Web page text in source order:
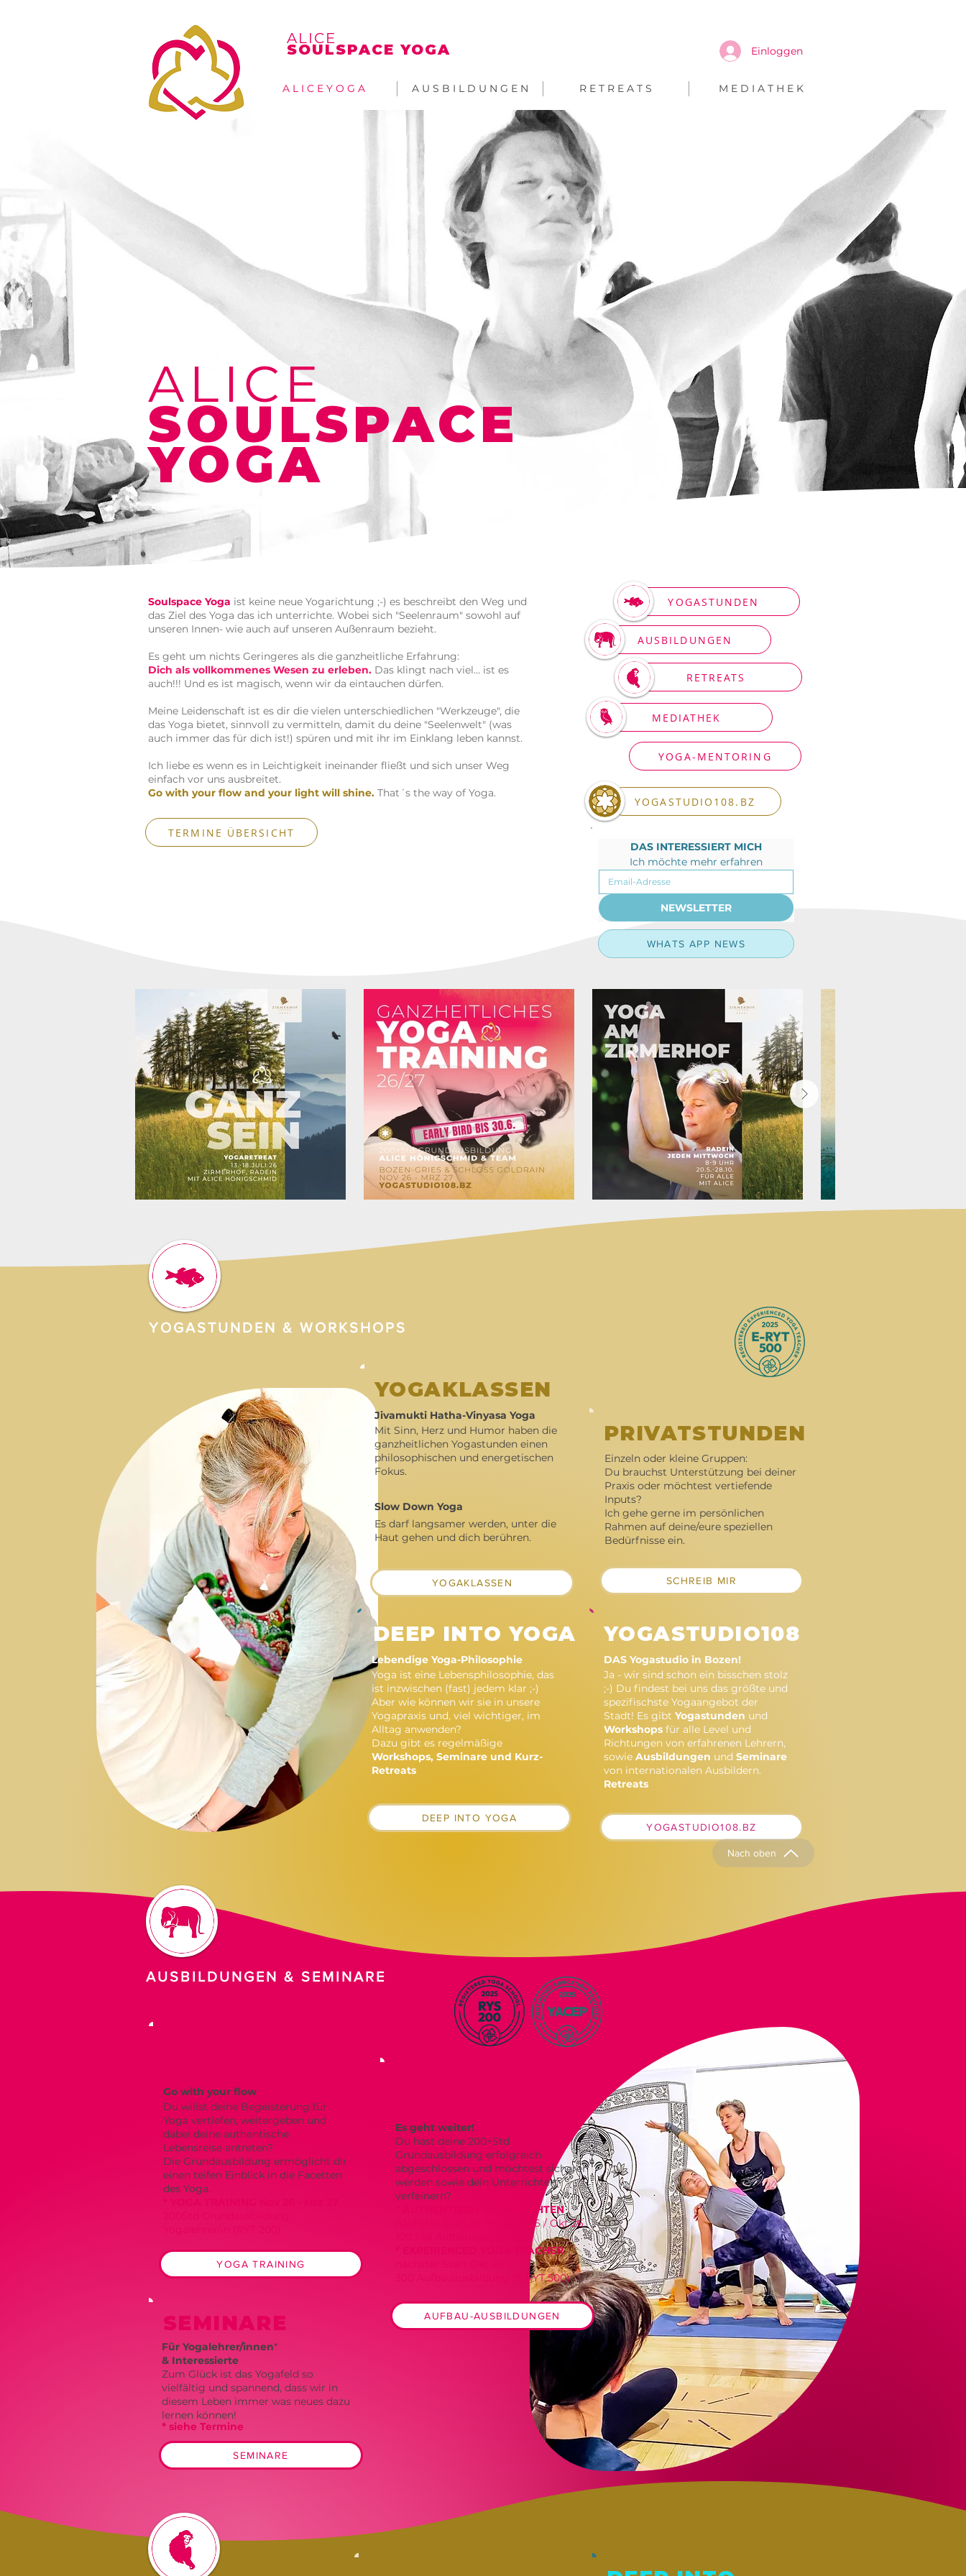
A L I C E Y O G A A U S B I L D U N G E N R E T R E A T S M E D I A T H E K
Einloggen
ALICE
SOULSPACE YOGA
ALICE
SOULSPACE
YOGA
Soulspace Yoga ist keine neue Yogarichtung ;-) es beschreibt den Weg und
das Ziel des Yoga das ich unterrichte. Wobei sich "Seelenraum" sowohl auf
unseren Innen- wie auch auf unseren Außenraum bezieht.
Es geht um nichts Geringeres als die ganzheitliche Erfahrung:
Dich als vollkommenes Wesen zu erleben. Das klingt nach viel... ist es
auch!!! Und es ist magisch, wenn wir da eintauchen dürfen.
Meine Leidenschaft ist es dir die vielen unterschiedlichen "Werkzeuge", die
das Yoga bietet, sinnvoll zu vermitteln, damit du deine "Seelenwelt" (was
auch immer das für dich ist!) spüren und mit ihr im Einklang leben kannst.
Ich liebe es wenn es in Leichtigkeit ineinander fließt und sich unser Weg
einfach vor uns ausbreitet.
Go with your flow and your light will shine. That´s the way of Yoga.
TERMINE ÜBERSICHT
AUSBILDUNGEN
YOGASTUNDEN
RETREATS
MEDIATHEK
YOGA-MENTORING
DAS INTERESSIERT MICH
Ich möchte mehr erfahren
NEWSLETTER
WHATS APP NEWS
YOGASTUDIO108.BZ
YOGASTUNDEN & WORKSHOPS
Jivamukti Hatha-Vinyasa Yoga
Mit Sinn, Herz und Humor haben die
ganzheitlichen Yogastunden einen
philosophischen und energetischen
Fokus.
Slow Down Yoga
Es darf langsamer werden, unter die
Haut gehen und dich berühren.
YOGAKLASSEN
YOGAKLASSEN
Lebendige Yoga-Philosophie
Yoga ist eine Lebensphilosophie, das
ist inzwischen (fast) jedem klar ;-)
Aber wie können wir sie in unsere
Yogapraxis und, viel wichtiger, im
Alltag anwenden?
Dazu gibt es regelmäßige
Workshops, Seminare und Kurz-
Retreats
DEEP INTO YOGA
DEEP INTO YOGA
PRIVATSTUNDEN
SCHREIB MIR
Einzeln oder kleine Gruppen:​
Du brauchst Unterstützung bei deiner
Praxis oder möchtest vertiefende
Inputs?
Ich gehe gerne im persönlichen
Rahmen auf deine/eure speziellen
Bedürfnisse ein.​
DAS Yogastudio in Bozen!
Ja - wir sind schon ein bisschen stolz
;-) Du findest bei uns das größte und
spezifischste Yogaangebot der
Stadt! Es gibt Yogastunden und
Workshops für alle Level und
Richtungen von erfahrenen Lehrern,
sowie Ausbildungen und Seminare
von internationalen Ausbildern.
Retreats
YOGASTUDIO108
YOGASTUDIO108.BZ
Nach oben
AUSBILDUNGEN & SEMINARE
Go with your flow
Du willst deine Begeisterung für
Yoga vertiefen, weitergeben und
dabei deine authentische
Lebensreise antreten?
Die Grundausbildung ermöglicht dir
einen teifen Einblick in die Facetten
des Yoga.
YOGA TRAINING
Es geht weiter!​
Du hast deine 200+Std
Grundausbildung erfolgreich
abgeschlossen und möchtest sicherer
werden sowie dein Unterrichten
verfeinern?
* AUTHENTISCH UNTERRICHTEN
nächster Start 18./19. April 26 / Okt 26
* EXPERIENCED YOGA TEACHER
300 Aufbauausbildung (E-RYT 500)
AUFBAU-AUSBILDUNGEN
Für Yogalehrer/innen*
& Interessierte
Zum Glück ist das Yogafeld so
vielfältig und spannend, dass wir in
diesem Leben immer was neues dazu
lernen können!
* siehe Termine
SEMINARE
SEMINARE